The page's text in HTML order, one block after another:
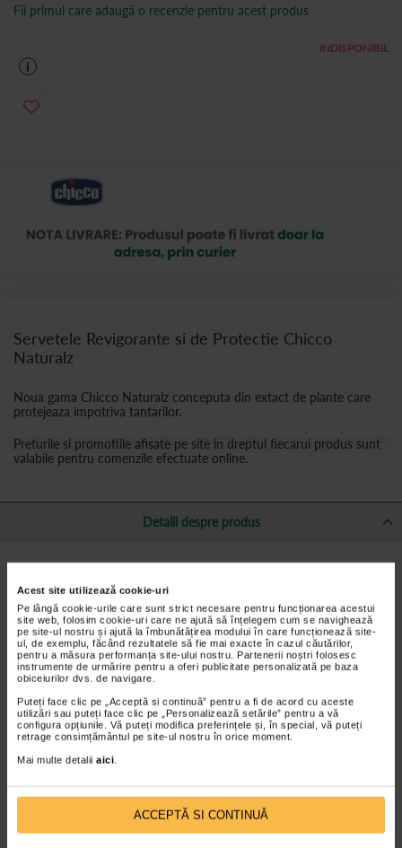
Acest site utilizează cookie-uri
Pe lângă cookie-urile care sunt strict necesare pentru funcționarea acestui
site web, folosim cookie-uri care ne ajută să înțelegem cum se navighează
pe site-ul nostru și ajută la îmbunătățirea modului în care funcționează site-
ul, de exemplu, făcând rezultatele să fie mai exacte în cazul căutărilor,
pentru a măsura performanța site-ului nostru. Partenerii noștri folosesc
instrumente de urmărire pentru a oferi publicitate personalizată pe baza
obiceiurilor dvs. de navigare.
Puteți face clic pe „Acceptă si continuă” pentru a fi de acord cu aceste
utilizări sau puteți face clic pe „Personalizează setările” pentru a vă
configura opțiunile. Vă puteți modifica preferințele și, în special, vă puteți
retrage consimțământul pe site-ul nostru în orice moment.
Mai multe detalii aici.
ACCEPTĂ SI CONTINUĂ
Servetele Revigorante si de Protectie Chicco
Naturalz
Noua gama Chicco Naturalz conceputa din extact de plante care
protejeaza impotriva tantarilor.
INDISPONIBIL
Fii primul care adaugă o recenzie pentru acest produs
i
Preturile si promotiile afisate pe site in dreptul fiecarui produs sunt
valabile pentru comenzile efectuate online.
Detalii despre produs
Protectie Chicco Naturalz
cu textura fina se absoarbe usor, protejand, racorind si hidratand
pielea bebelusului datorita celor 95% ingrediente naturale:
extract de Eucalypt organic si ulei essential de Citronella-
lemongrass.
produs testat dermatologic pentru piele sensibila.
protejeaza atat pe timpul zilei, cat si al noptii.
fara alcool
usor de aplicat